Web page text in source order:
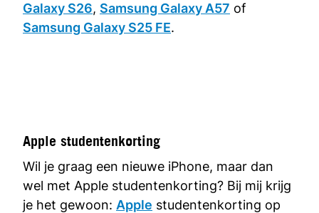
Galaxy S26, Samsung Galaxy A57 of
Samsung Galaxy S25 FE.
Apple studentenkorting
Wil je graag een nieuwe iPhone, maar dan
wel met Apple studentenkorting? Bij mij krijg
je het gewoon: Apple studentenkorting op